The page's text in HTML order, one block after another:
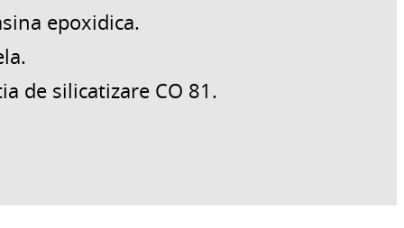
epoxidica.
de silicatizare CO 81.